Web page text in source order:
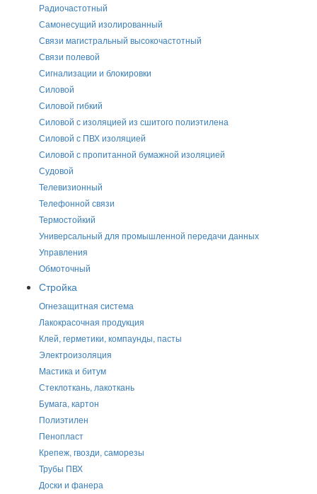
Радиочастотный
Самонесущий изолированный
Связи магистральный высокочастотный
Связи полевой
Сигнализации и блокировки
Силовой
Силовой гибкий
Силовой с изоляцией из сшитого полиэтилена
Силовой с ПВХ изоляцией
Силовой с пропитанной бумажной изоляцией
Судовой
Телевизионный
Телефонной связи
Термостойкий
Универсальный для промышленной передачи данных
Управления
Обмоточный
Стройка
Огнезащитная система
Лакокрасочная продукция
Клей, герметики, компаунды, пасты
Электроизоляция
Мастика и битум
Стеклоткань, лакоткань
Бумага, картон
Полиэтилен
Пенопласт
Крепеж, гвозди, саморезы
Трубы ПВХ
Доски и фанера